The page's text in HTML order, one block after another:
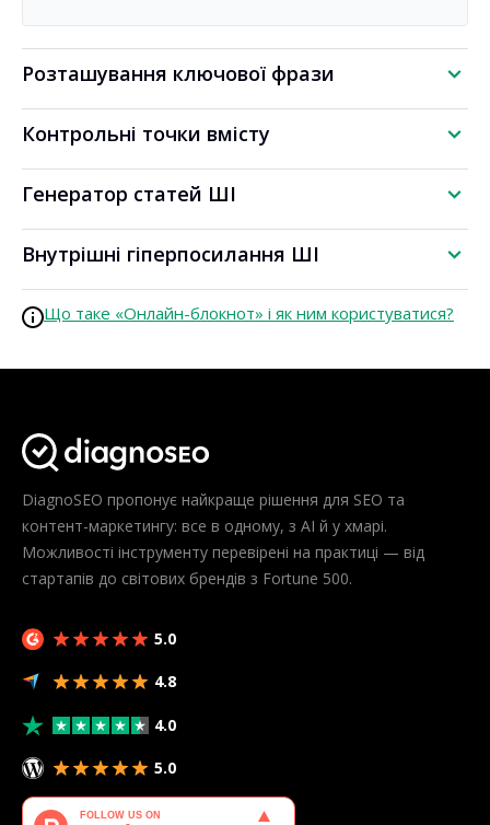
Розташування ключової фрази
Контрольні точки вмісту
Генератор статей ШІ
Внутрішні гіперпосилання ШІ
Що таке «Онлайн-блокнот» і як ним користуватися?
DiagnoSEO пропонує найкраще рішення для SEO та
контент-маркетингу: все в одному, з AI й у хмарі.
Можливості інструменту перевірені на практиці — від
стартапів до світових брендів з Fortune 500.
5.0
4.8
4.0
5.0